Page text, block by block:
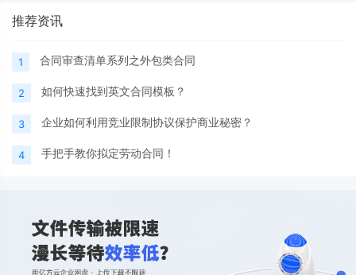
推荐资讯
1 合同审查清单系列之外包类合同
2 如何快速找到英文合同模板？
3 企业如何利用竞业限制协议保护商业秘密？
4 手把手教你拟定劳动合同！